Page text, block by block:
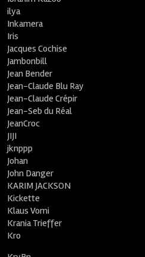
ilya
Inkamera
Iris
Jacques Cochise
Jambonbill
Jean Bender
Jean-Claude Blu Ray
Jean-Claude Crépir
Jean-Seb du Réal
JeanCroc
JIJI
jknppp
Johan
John Danger
KARIM JACKSON
Kickette
Klaus Vomi
Krania Trieffer
Kro